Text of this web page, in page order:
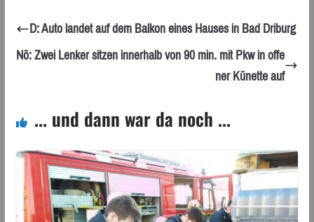
D: Auto landet auf dem Balkon eines Hauses in Bad Driburg
Nö: Zwei Lenker sitzen innerhalb von 90 min. mit Pkw in offe
ner Künette auf
... und dann war da noch ...